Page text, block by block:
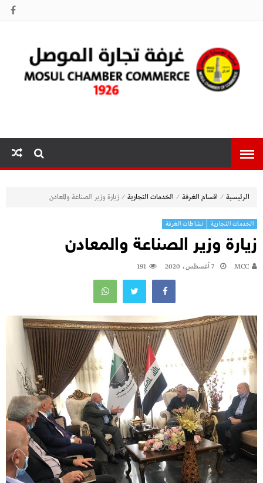
الموصل
الرئيسية ⁄ اقسام الغرفة ⁄ الخدمات التجارية ⁄ زيارة وزير الصناعة والمعادن
الخدمات التجارية نشاطات الغرفة
زيارة وزير الصناعة والمعادن
MCC 7 أغسطس، 2020 191